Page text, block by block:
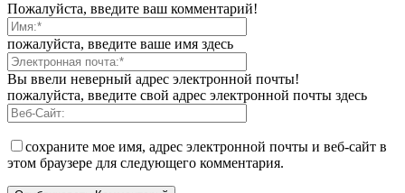
Пожалуйста, введите ваш комментарий!
пожалуйста, введите ваше имя здесь
Вы ввели неверный адрес электронной почты!
пожалуйста, введите свой адрес электронной почты здесь
сохраните мое имя, адрес электронной почты и веб-сайт в
этом браузере для следующего комментария.